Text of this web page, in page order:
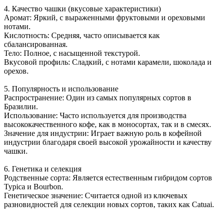
4. Качество чашки (вкусовые характеристики)
Аромат: Яркий, с выраженными фруктовыми и ореховыми
нотами.
Кислотность: Средняя, часто описывается как
сбалансированная.
Тело: Полное, с насыщенной текстурой.
Вкусовой профиль: Сладкий, с нотами карамели, шоколада и
орехов.
5. Популярность и использование
Распространение: Один из самых популярных сортов в
Бразилии.
Использование: Часто используется для производства
высококачественного кофе, как в моносортах, так и в смесях.
Значение для индустрии: Играет важную роль в кофейной
индустрии благодаря своей высокой урожайности и качеству
чашки.
6. Генетика и селекция
Родственные сорта: Является естественным гибридом сортов
Typica и Bourbon.
Генетическое значение: Считается одной из ключевых
разновидностей для селекции новых сортов, таких как Catuai.